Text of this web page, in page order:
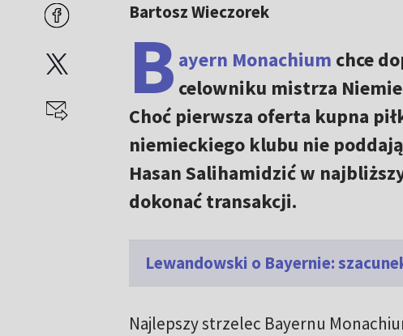
Bartosz Wieczorek
B ayern Monachium chce
celowniku mistrza
Choć pierwsza oferta kupna
niemieckiego klubu nie
Hasan Salihamidzić w
dokonać transakcji.
Lewandowski o Bayernie:
Najlepszy strzelec Bayernu